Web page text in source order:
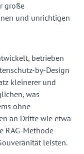
große
und unrichtigen
betrieben
by-Design
kleinerer und
was
ohne
an Dritte wie etwa
RAG-Methode
leisten.